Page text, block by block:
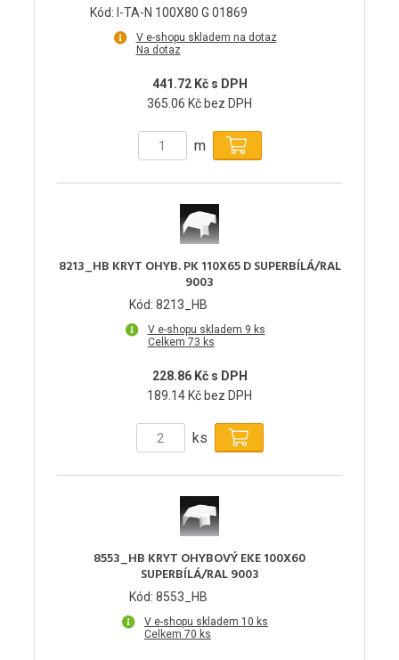
Kód: I-TA-N 100X80 G 01869
V e-shopu skladem na dotaz
Na dotaz
441.72 Kč s DPH
365.06 Kč bez DPH
m
8213_HB KRYT OHYB. PK 110X65 D SUPERBÍLÁ/RAL
9003
Kód: 8213_HB
V e-shopu skladem 9 ks
Celkem 73 ks
228.86 Kč s DPH
189.14 Kč bez DPH
ks
8553_HB KRYT OHYBOVÝ EKE 100X60
SUPERBÍLÁ/RAL 9003
Kód: 8553_HB
V e-shopu skladem 10 ks
Celkem 70 ks